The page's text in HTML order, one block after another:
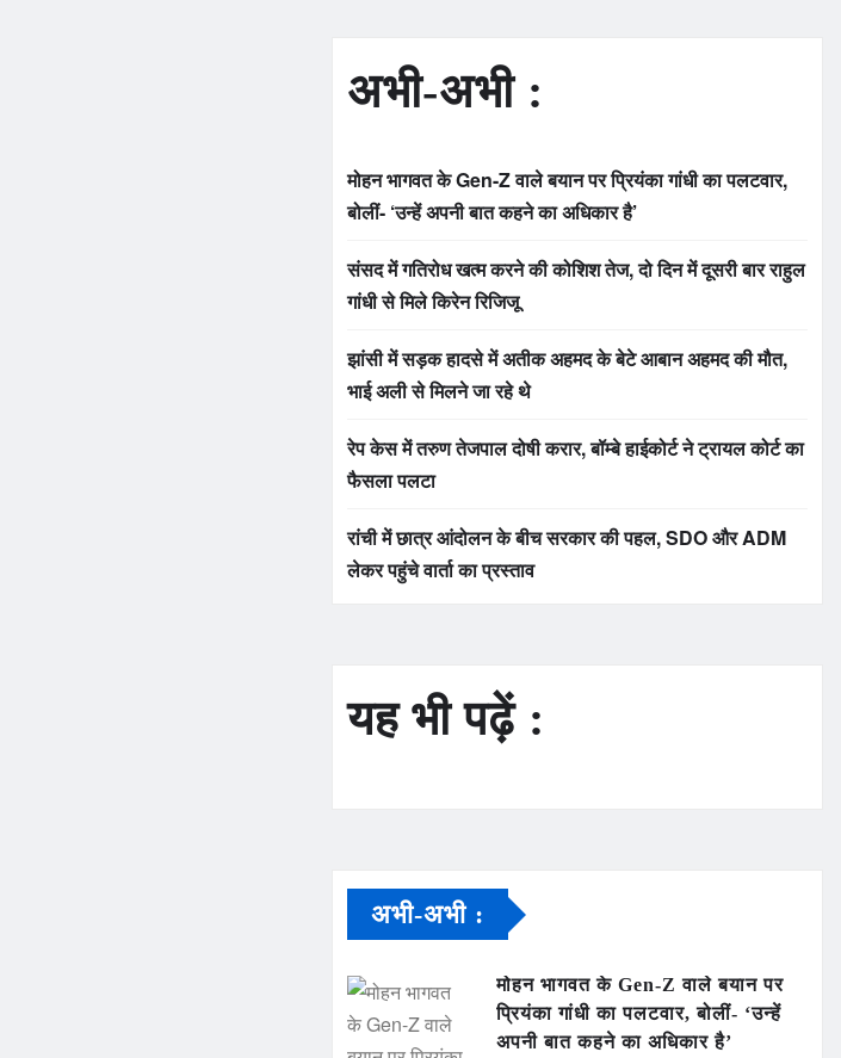
अभी-अभी :
मोहन भागवत के Gen-Z वाले बयान पर प्रियंका गांधी का पलटवार,
बोलीं- ‘उन्हें अपनी बात कहने का अधिकार है’
संसद में गतिरोध खत्म करने की कोशिश तेज, दो दिन में दूसरी बार राहुल
गांधी से मिले किरेन रिजिजू
झांसी में सड़क हादसे में अतीक अहमद के बेटे आबान अहमद की मौत,
भाई अली से मिलने जा रहे थे
रेप केस में तरुण तेजपाल दोषी करार, बॉम्बे हाईकोर्ट ने ट्रायल कोर्ट का
फैसला पलटा
रांची में छात्र आंदोलन के बीच सरकार की पहल, SDO और ADM
लेकर पहुंचे वार्ता का प्रस्ताव
यह भी पढ़ें :
अभी-अभी :
मोहन भागवत के Gen-Z वाले बयान पर
प्रियंका गांधी का पलटवार, बोलीं- ‘उन्हें
अपनी बात कहने का अधिकार है’